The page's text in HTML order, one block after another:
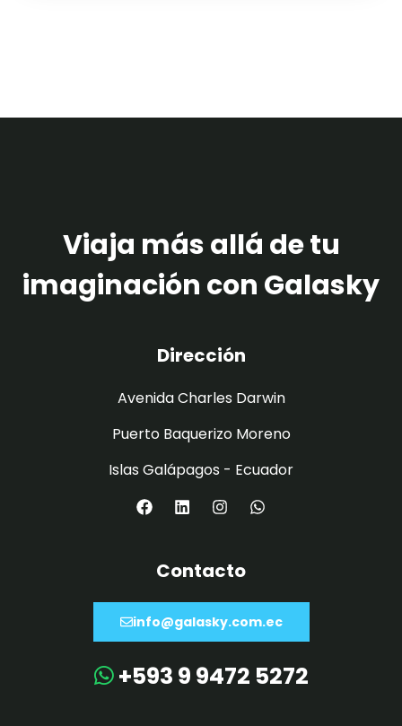
Viaja más allá de tu
imaginación con Galasky
Dirección
Avenida Charles Darwin
Puerto Baquerizo Moreno
Islas Galápagos - Ecuador
Contacto
info@galasky.com.ec
+593 9 9472 5272